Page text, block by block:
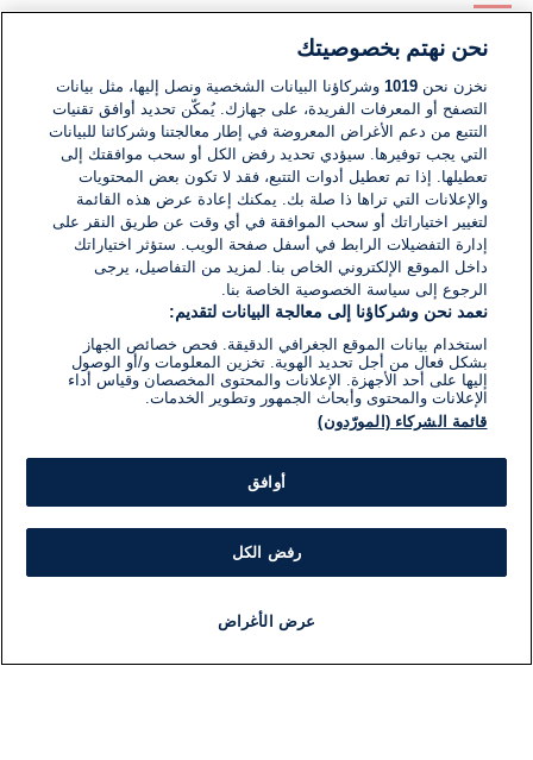
لا توجد تعليقات مكتوبة حتى الآن. كن الأول!
اكتب تعليقًا جديدًا ...
نحن نهتم بخصوصيتك
نخزن نحن1019 وشركاؤنا البيانات الشخصية ونصل إليها، مثل بيانات
التصفح أو المعرفات الفريدة، على جهازك. يُمكّن تحديد أوافق تقنيات
التتبع من دعم الأغراض المعروضة في إطار معالجتنا وشركائنا للبيانات
التي يجب توفيرها. سيؤدي تحديد رفض الكل أو سحب موافقتك إلى
تعطيلها. إذا تم تعطيل أدوات التتبع، فقد لا تكون بعض المحتويات
والإعلانات التي تراها ذا صلة بك. يمكنك إعادة عرض هذه القائمة
لتغيير اختياراتك أو سحب الموافقة في أي وقت عن طريق النقر على
إدارة التفضيلات الرابط في أسفل صفحة الويب. ستؤثر اختياراتك
داخل الموقع الإلكتروني الخاص بنا. لمزيد من التفاصيل، يرجى
الرجوع إلى سياسة الخصوصية الخاصة بنا.
نعمد نحن وشركاؤنا إلى معالجة البيانات لتقديم:
استخدام بيانات الموقع الجغرافي الدقيقة. فحص خصائص الجهاز
بشكل فعال من أجل تحديد الهوية. تخزين المعلومات و/أو الوصول
إليها على أحد الأجهزة. الإعلانات والمحتوى المخصصان وقياس أداء
الإعلانات والمحتوى وأبحاث الجمهور وتطوير الخدمات.
قائمة الشركاء (المورّدون)
أوافق
رفض الكل
عرض الأغراض